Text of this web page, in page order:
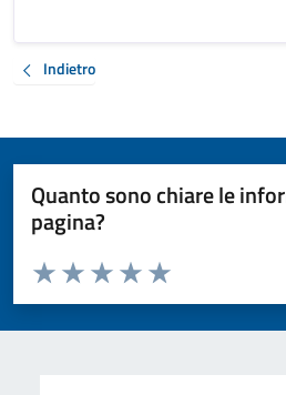
Indietro
Quanto sono chiare le
pagina?
Valuta da 1 a 5 stelle la pagina
Valuta 5 stelle su
Valuta 4 stelle su 5
Valuta 3 stelle su 5
Valuta 2 stelle su 5
Valuta 1 stelle su 5